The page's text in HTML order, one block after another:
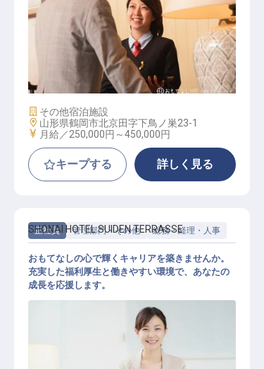
レセプションスタッフ
施設業態
その他宿泊施設
勤務地
山形県鶴岡市北京田字下鳥ノ巣23-1
給与
月給／250,000円～450,000円
キープする 詳しく見る
正社員 管理部門・その他 総務・経理・人事
SHONAI HOTEL SUIDEN TERRASSE
おもてなしの心で輝くキャリアを築きませんか。
充実した福利厚生と働きやすい環境で、あなたの
成長を応援します。